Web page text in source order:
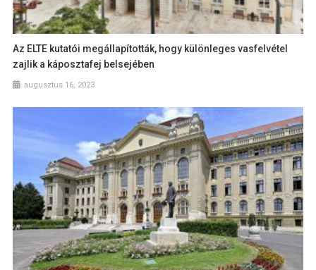
Az ELTE kutatói megállapították, hogy különleges vasfelvétel
zajlik a káposztafej belsejében
augusztus 16, 2023